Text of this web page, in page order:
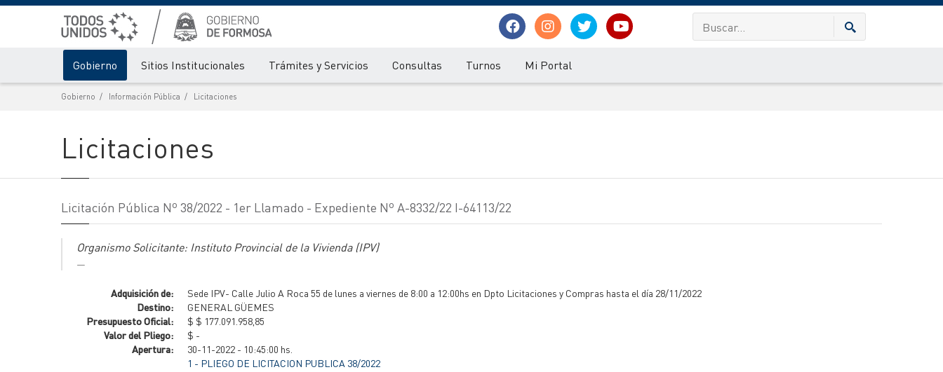
Gobierno Sitios Institucionales Trámites y Servicios Consultas Turnos Mi Portal
Gobierno Información Pública Licitaciones
Licitaciones
Licitación Pública Nº 38/2022 - 1er Llamado - Expediente Nº A-8332/22 I-64113/22
Organismo Solicitante: Instituto Provincial de la Vivienda (IPV)
Adquisición de:
Sede IPV- Calle Julio A Roca 55 de lunes a viernes de 8:00 a 12:00hs en Dpto Licitaciones y Compras hasta el día 28/11/2022
Destino:
GENERAL GÜEMES
Presupuesto Oficial:
$ $ 177.091.958,85
Valor del Pliego:
$ -
Apertura:
30-11-2022 - 10:45:00 hs.
1 - PLIEGO DE LICITACION PUBLICA 38/2022